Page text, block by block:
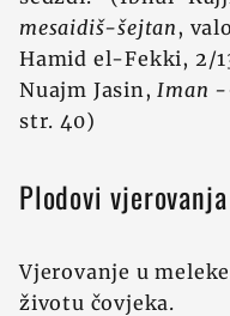
mesaidiš-šejtan,
Hamid el-Fekki, 2/
Nuajm Jasin,Iman
str. 40)
Plodovi
Vjerovanje u
životu čovjeka.